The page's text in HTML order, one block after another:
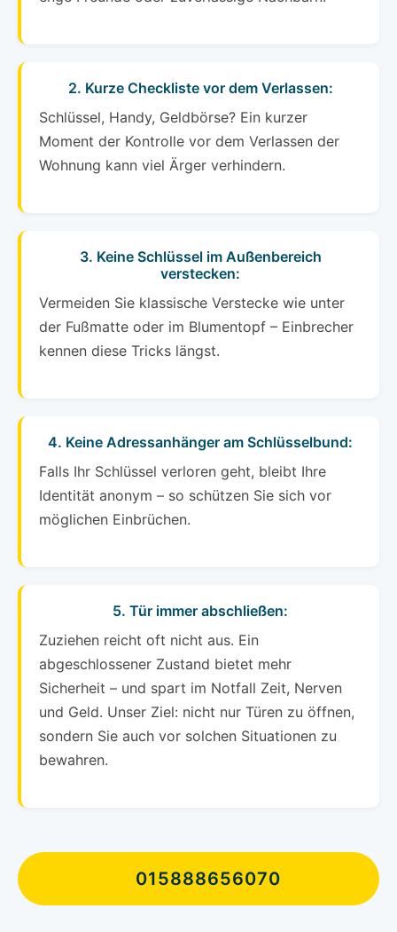
2. Kurze Checkliste vor dem Verlassen:
Schlüssel, Handy, Geldbörse? Ein kurzer
Moment der Kontrolle vor dem Verlassen der
Wohnung kann viel Ärger verhindern.
3. Keine Schlüssel im Außenbereich
verstecken:
Vermeiden Sie klassische Verstecke wie unter
der Fußmatte oder im Blumentopf – Einbrecher
kennen diese Tricks längst.
4. Keine Adressanhänger am Schlüsselbund:
Falls Ihr Schlüssel verloren geht, bleibt Ihre
Identität anonym – so schützen Sie sich vor
möglichen Einbrüchen.
5. Tür immer abschließen:
Zuziehen reicht oft nicht aus. Ein
abgeschlossener Zustand bietet mehr
Sicherheit – und spart im Notfall Zeit, Nerven
und Geld. Unser Ziel: nicht nur Türen zu öffnen,
sondern Sie auch vor solchen Situationen zu
bewahren.
015888656070